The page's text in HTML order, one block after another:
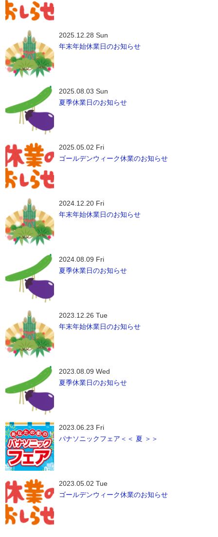
2025.12.28 Sun
年末年始休業日のお知らせ
2025.08.03 Sun
夏季休業日のお知らせ
2025.05.02 Fri
ゴールデンウィーク休業のお知らせ
2024.12.20 Fri
年末年始休業日のお知らせ
2024.08.09 Fri
夏季休業日のお知らせ
2023.12.26 Tue
年末年始休業日のお知らせ
2023.08.09 Wed
夏季休業日のお知らせ
2023.06.23 Fri
パナソニックフェア＜＜ 夏 ＞＞
2023.05.02 Tue
ゴールデンウィーク休業のお知らせ